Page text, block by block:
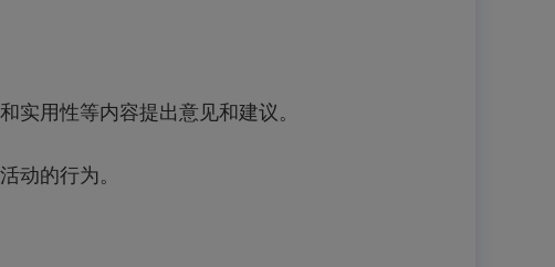
用性等内容提出意见和建议。
动的行为。